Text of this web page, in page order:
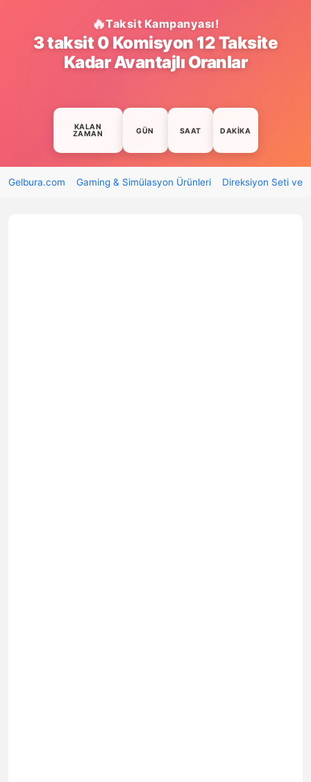
Taksit Kampanyası!
3 taksit 0 Komisyon 12 Taksite
Kadar Avantajlı Oranlar
KALAN
ZAMAN GÜN SAAT DAKIKA
Gelbura.com Gaming & Simülasyon Ürünleri Direksiyon Seti ve